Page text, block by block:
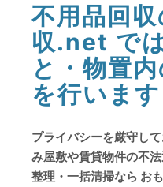
不用品回
収.net で
と・物置
を行います
プライバシーを厳守し
み屋敷や賃貸物件の不
整理・一括清掃なら お